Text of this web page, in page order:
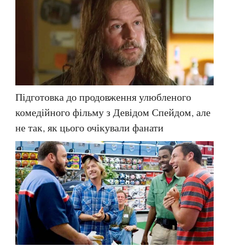
Підготовка до продовження улюбленого
комедійного фільму з Девідом Спейдом, але
не так, як цього очікували фанати